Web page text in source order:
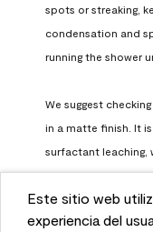
This website uses
Este sitio web
experiencia del
spots or streaking,
condensation and
running the shower
We suggest
in a matte finish. It
surfactant leaching,
have enough time
high humidity. To
https://